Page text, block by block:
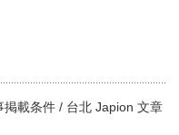
掲載条件 / 台北 Japion 文章